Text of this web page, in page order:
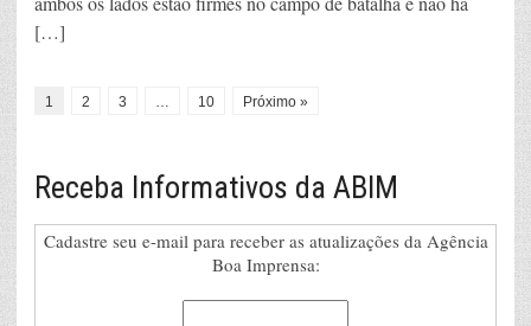
[…]
1 2 3 … 10 Próximo »
Receba Informativos da ABIM
Cadastre seu e-mail para receber as atualizações da Agência
Boa Imprensa: